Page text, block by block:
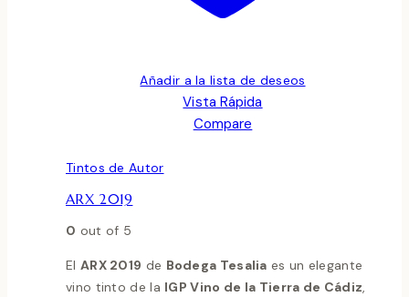
Añadir a la lista de deseos
Vista Rápida
Compare
Tintos de Autor
ARX 2019
0 out of 5
El ARX 2019 de Bodega Tesalia es un elegante
vino tinto de la IGP Vino de la Tierra de Cádiz,